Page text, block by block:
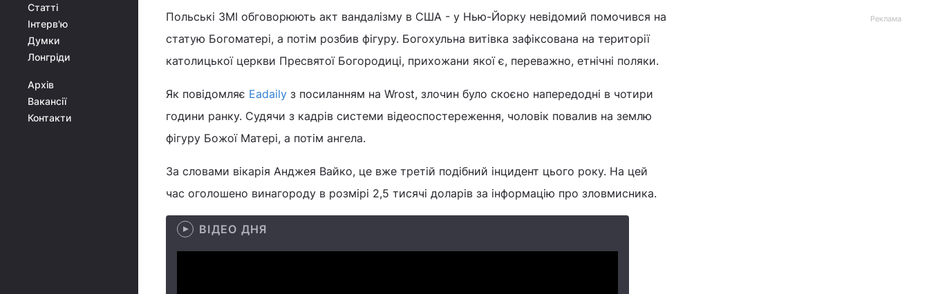
Статті
Інтерв'ю
Думки
Лонгріди
Архів
Вакансії
Контакти
Польські ЗМІ обговорюють акт вандалізму в США - у Нью-Йорку невідомий помочився на
статую Богоматері, а потім розбив фігуру. Богохульна витівка зафіксована на території
католицької церкви Пресвятої Богородиці, прихожани якої є, переважно, етнічні поляки.
Як повідомляє Еadaily з посиланням на Wrost, злочин було скоєно напередодні в чотири
години ранку. Судячи з кадрів системи відеоспостереження, чоловік повалив на землю
фігуру Божої Матері, а потім ангела.
За словами вікарія Анджея Вайко, це вже третій подібний інцидент цього року. На цей
час оголошено винагороду в розмірі 2,5 тисячі доларів за інформацію про зловмисника.
ВІДЕО ДНЯ
Реклама